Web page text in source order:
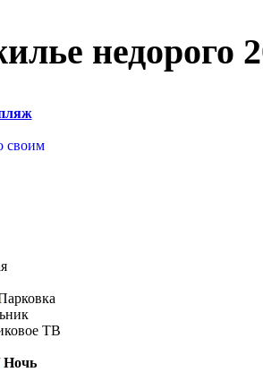
недорого
Ночь